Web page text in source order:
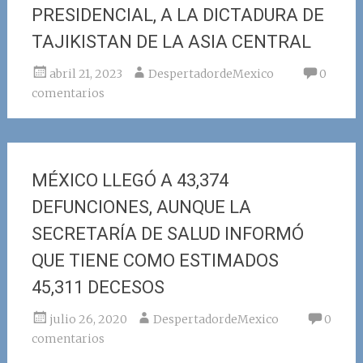
PRESIDENCIAL, A LA DICTADURA DE
TAJIKISTAN DE LA ASIA CENTRAL
abril 21, 2023 DespertadordeMexico
0
comentarios
MÉXICO LLEGÓ A 43,374
DEFUNCIONES, AUNQUE LA
SECRETARÍA DE SALUD INFORMÓ
QUE TIENE COMO ESTIMADOS
45,311 DECESOS
julio 26, 2020 DespertadordeMexico
0
comentarios